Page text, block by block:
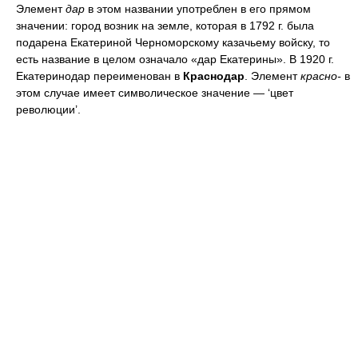
Элементдар в этом названии употреблен в его прямом
значении: город возник на земле, которая в 1792 г. была
подарена Екатериной Черноморскому казачьему войску, то
есть название в целом означало «дар Екатерины». В 1920 г.
Екатеринодар переименован в Краснодар . Элементкрасно- в
этом случае имеет символическое значение — ‘цвет
революции’.